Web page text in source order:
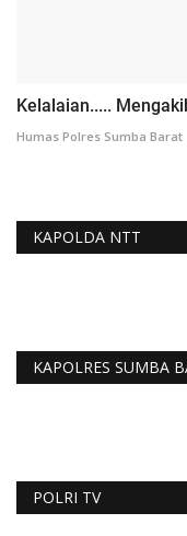
Kelalaian.....
Humas Polres Sumba Barat
KAPOLDA NTT
KAPOLRES SUMBA
POLRI TV